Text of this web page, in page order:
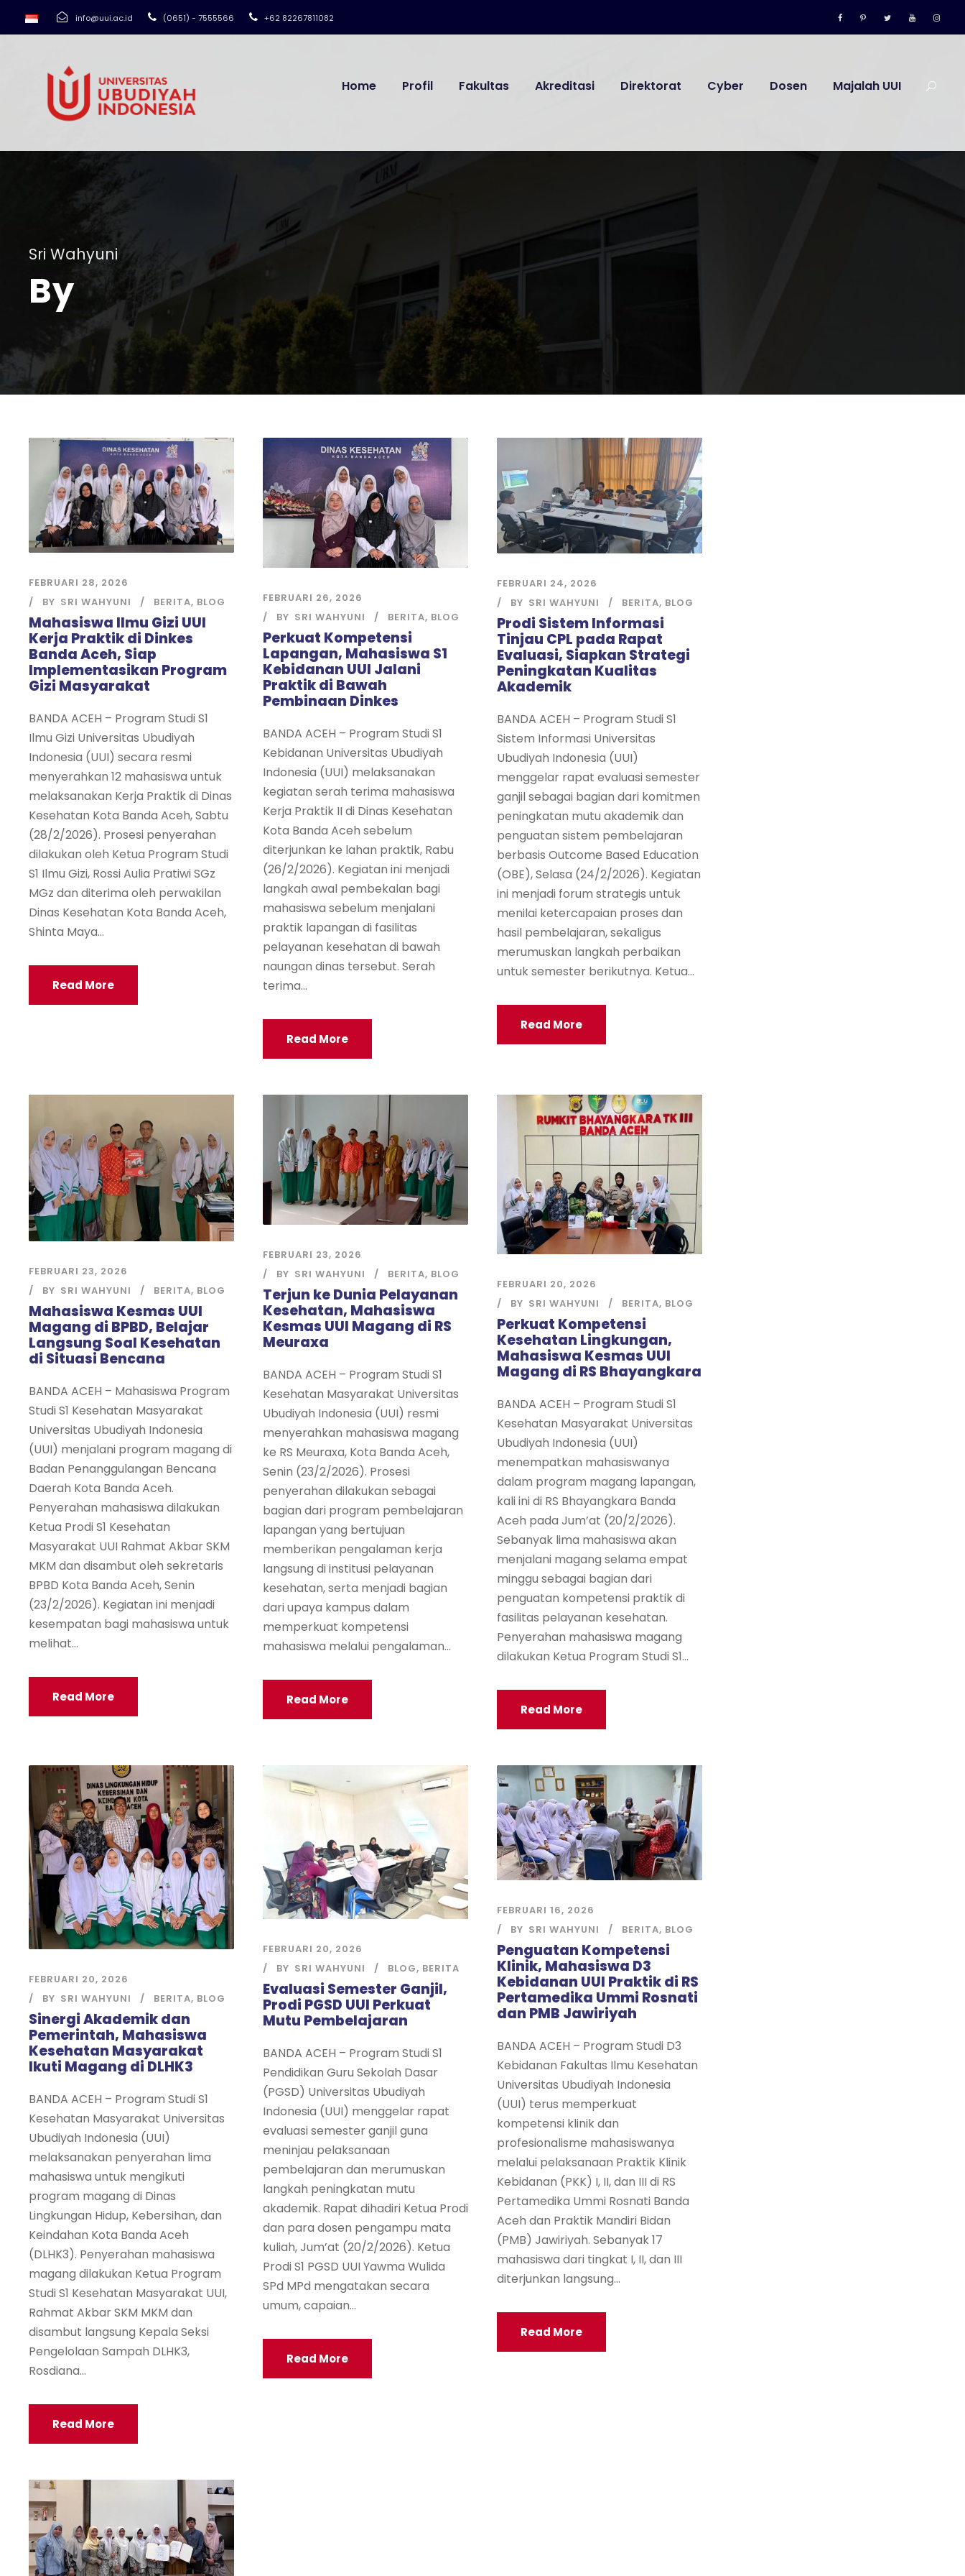
info@uui.ac.id (0651) - 7555566 +62 82267811082
Home Profil Fakultas Akreditasi Direktorat Cyber Dosen Majalah UUI
Sri Wahyuni
By
FEBRUARI 28, 2026
BY SRI WAHYUNI BERITA, BLOG
Mahasiswa Ilmu Gizi UUI
Kerja Praktik di Dinkes
Banda Aceh, Siap
Implementasikan Program
Gizi Masyarakat
BANDA ACEH – Program Studi S1
Ilmu Gizi Universitas Ubudiyah
Indonesia (UUI) secara resmi
menyerahkan 12 mahasiswa untuk
melaksanakan Kerja Praktik di Dinas
Kesehatan Kota Banda Aceh, Sabtu
(28/2/2026). Prosesi penyerahan
dilakukan oleh Ketua Program Studi
S1 Ilmu Gizi, Rossi Aulia Pratiwi SGz
MGz dan diterima oleh perwakilan
Dinas Kesehatan Kota Banda Aceh,
Shinta Maya...
Read More
FEBRUARI 26, 2026
BY SRI WAHYUNI BERITA, BLOG
Perkuat Kompetensi
Lapangan, Mahasiswa S1
Kebidanan UUI Jalani
Praktik di Bawah
Pembinaan Dinkes
BANDA ACEH – Program Studi S1
Kebidanan Universitas Ubudiyah
Indonesia (UUI) melaksanakan
kegiatan serah terima mahasiswa
Kerja Praktik II di Dinas Kesehatan
Kota Banda Aceh sebelum
diterjunkan ke lahan praktik, Rabu
(26/2/2026). Kegiatan ini menjadi
langkah awal pembekalan bagi
mahasiswa sebelum menjalani
praktik lapangan di fasilitas
pelayanan kesehatan di bawah
naungan dinas tersebut. Serah
terima...
Read More
FEBRUARI 24, 2026
BY SRI WAHYUNI BERITA, BLOG
Prodi Sistem Informasi
Tinjau CPL pada Rapat
Evaluasi, Siapkan Strategi
Peningkatan Kualitas
Akademik
BANDA ACEH – Program Studi S1
Sistem Informasi Universitas
Ubudiyah Indonesia (UUI)
menggelar rapat evaluasi semester
ganjil sebagai bagian dari komitmen
peningkatan mutu akademik dan
penguatan sistem pembelajaran
berbasis Outcome Based Education
(OBE), Selasa (24/2/2026). Kegiatan
ini menjadi forum strategis untuk
menilai ketercapaian proses dan
hasil pembelajaran, sekaligus
merumuskan langkah perbaikan
untuk semester berikutnya. Ketua...
Read More
FEBRUARI 23, 2026
BY SRI WAHYUNI BERITA, BLOG
Mahasiswa Kesmas UUI
Magang di BPBD, Belajar
Langsung Soal Kesehatan
di Situasi Bencana
BANDA ACEH – Mahasiswa Program
Studi S1 Kesehatan Masyarakat
Universitas Ubudiyah Indonesia
(UUI) menjalani program magang di
Badan Penanggulangan Bencana
Daerah Kota Banda Aceh.
Penyerahan mahasiswa dilakukan
Ketua Prodi S1 Kesehatan
Masyarakat UUI Rahmat Akbar SKM
MKM dan disambut oleh sekretaris
BPBD Kota Banda Aceh, Senin
(23/2/2026). Kegiatan ini menjadi
kesempatan bagi mahasiswa untuk
melihat...
Read More
FEBRUARI 23, 2026
BY SRI WAHYUNI BERITA, BLOG
Terjun ke Dunia Pelayanan
Kesehatan, Mahasiswa
Kesmas UUI Magang di RS
Meuraxa
BANDA ACEH – Program Studi S1
Kesehatan Masyarakat Universitas
Ubudiyah Indonesia (UUI) resmi
menyerahkan mahasiswa magang
ke RS Meuraxa, Kota Banda Aceh,
Senin (23/2/2026). Prosesi
penyerahan dilakukan sebagai
bagian dari program pembelajaran
lapangan yang bertujuan
memberikan pengalaman kerja
langsung di institusi pelayanan
kesehatan, serta menjadi bagian
dari upaya kampus dalam
memperkuat kompetensi
mahasiswa melalui pengalaman...
Read More
FEBRUARI 20, 2026
BY SRI WAHYUNI BERITA, BLOG
Perkuat Kompetensi
Kesehatan Lingkungan,
Mahasiswa Kesmas UUI
Magang di RS Bhayangkara
BANDA ACEH – Program Studi S1
Kesehatan Masyarakat Universitas
Ubudiyah Indonesia (UUI)
menempatkan mahasiswanya
dalam program magang lapangan,
kali ini di RS Bhayangkara Banda
Aceh pada Jum’at (20/2/2026).
Sebanyak lima mahasiswa akan
menjalani magang selama empat
minggu sebagai bagian dari
penguatan kompetensi praktik di
fasilitas pelayanan kesehatan.
Penyerahan mahasiswa magang
dilakukan Ketua Program Studi S1...
Read More
FEBRUARI 20, 2026
BY SRI WAHYUNI BERITA, BLOG
Sinergi Akademik dan
Pemerintah, Mahasiswa
Kesehatan Masyarakat
Ikuti Magang di DLHK3
BANDA ACEH – Program Studi S1
Kesehatan Masyarakat Universitas
Ubudiyah Indonesia (UUI)
melaksanakan penyerahan lima
mahasiswa untuk mengikuti
program magang di Dinas
Lingkungan Hidup, Kebersihan, dan
Keindahan Kota Banda Aceh
(DLHK3). Penyerahan mahasiswa
magang dilakukan Ketua Program
Studi S1 Kesehatan Masyarakat UUI,
Rahmat Akbar SKM MKM dan
disambut langsung Kepala Seksi
Pengelolaan Sampah DLHK3,
Rosdiana...
Read More
FEBRUARI 20, 2026
BY SRI WAHYUNI BLOG, BERITA
Evaluasi Semester Ganjil,
Prodi PGSD UUI Perkuat
Mutu Pembelajaran
BANDA ACEH – Program Studi S1
Pendidikan Guru Sekolah Dasar
(PGSD) Universitas Ubudiyah
Indonesia (UUI) menggelar rapat
evaluasi semester ganjil guna
meninjau pelaksanaan
pembelajaran dan merumuskan
langkah peningkatan mutu
akademik. Rapat dihadiri Ketua Prodi
dan para dosen pengampu mata
kuliah, Jum’at (20/2/2026). Ketua
Prodi S1 PGSD UUI Yawma Wulida
SPd MPd mengatakan secara
umum, capaian...
Read More
FEBRUARI 16, 2026
BY SRI WAHYUNI BERITA, BLOG
Penguatan Kompetensi
Klinik, Mahasiswa D3
Kebidanan UUI Praktik di RS
Pertamedika Ummi Rosnati
dan PMB Jawiriyah
BANDA ACEH – Program Studi D3
Kebidanan Fakultas Ilmu Kesehatan
Universitas Ubudiyah Indonesia
(UUI) terus memperkuat
kompetensi klinik dan
profesionalisme mahasiswanya
melalui pelaksanaan Praktik Klinik
Kebidanan (PKK) I, II, dan III di RS
Pertamedika Ummi Rosnati Banda
Aceh dan Praktik Mandiri Bidan
(PMB) Jawiriyah. Sebanyak 17
mahasiswa dari tingkat I, II, dan III
diterjunkan langsung...
Read More